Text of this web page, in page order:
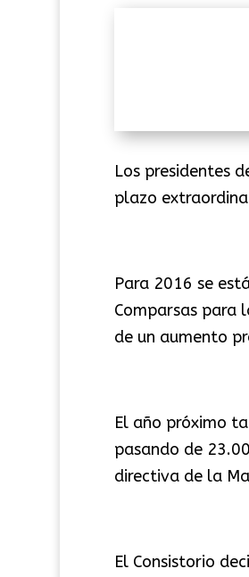
Los presidentes
plazo
Para 2016 se
Comparsas para
de un aumento
El año próximo
pasando de
directiva de la
El Consistorio